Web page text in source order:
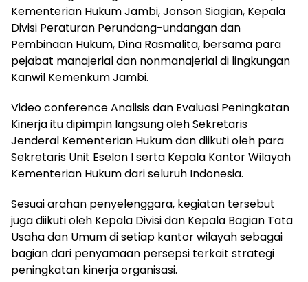
Kementerian Hukum Jambi, Jonson Siagian, Kepala
Divisi Peraturan Perundang-undangan dan
Pembinaan Hukum, Dina Rasmalita, bersama para
pejabat manajerial dan nonmanajerial di lingkungan
Kanwil Kemenkum Jambi.
Video conference Analisis dan Evaluasi Peningkatan
Kinerja itu dipimpin langsung oleh Sekretaris
Jenderal Kementerian Hukum dan diikuti oleh para
Sekretaris Unit Eselon I serta Kepala Kantor Wilayah
Kementerian Hukum dari seluruh Indonesia.
Sesuai arahan penyelenggara, kegiatan tersebut
juga diikuti oleh Kepala Divisi dan Kepala Bagian Tata
Usaha dan Umum di setiap kantor wilayah sebagai
bagian dari penyamaan persepsi terkait strategi
peningkatan kinerja organisasi.